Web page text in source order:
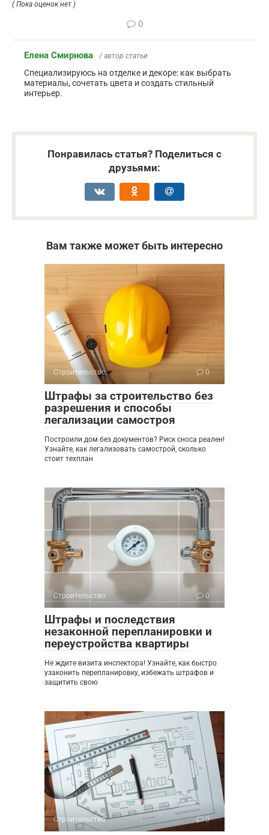
( Пока оценок нет )
0
Елена Смирнова / автор статьи
Специализируюсь на отделке и декоре: как выбрать
материалы, сочетать цвета и создать стильный
интерьер.
Понравилась статья? Поделиться с
друзьями:
Вам также может быть интересно
Строительство 0
Штрафы за строительство без
разрешения и способы
легализации самостроя
Построили дом без документов? Риск сноса реален!
Узнайте, как легализовать самострой, сколько
стоит техплан
Строительство 0
Штрафы и последствия
незаконной перепланировки и
переустройства квартиры
Не ждите визита инспектора! Узнайте, как быстро
узаконить перепланировку, избежать штрафов и
защитить свою
Строительство 0